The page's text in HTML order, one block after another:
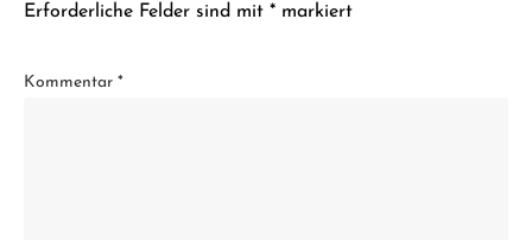
Erforderliche Felder sind mit * markiert
Kommentar *